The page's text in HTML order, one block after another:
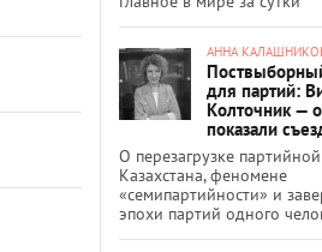
АННА
для партий:
Колточник —
показали
О перезагрузке
Казахстана, феномене
«семипартийности» и
эпохи партий одного